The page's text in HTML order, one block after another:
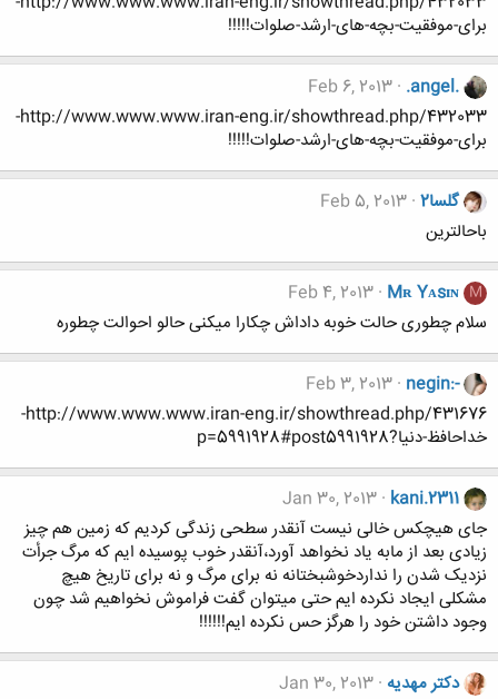
برای-موفقیت-بچه-های-ارشد-صلوات!!!!!
.angel.
Feb 6, 2013
http://www.www.www.iran-eng.ir/showthread.php/432033-
برای-موفقیت-بچه-های-ارشد-صلوات!!!!!
گلسا2
Feb 5, 2013
باحالترین
M
Mʀ Yᴀsɪɴ
Feb 4, 2013
سلام چطوری حالت خوبه داداش چکارا میکنی حالو احوالت چطوره
negin:-
Feb 3, 2013
http://www.www.www.iran-eng.ir/showthread.php/431676-
خداحافظ-دنیا?p=5991928#post5991928
kani.2311
Jan 30, 2013
جای هیچکس خالی نیست آنقدر سطحی زندگی کردیم که زمین هم چیز
زیادی بعد از مابه یاد نخواهد آورد،آنقدر خوب پوسیده ایم که مرگ جرأت
نزدیک شدن را نداردخوشبختانه نه برای مرگ و نه برای تاریخ هیچ
مشکلی ایجاد نکرده ایم حتی میتوان گفت فراموش نخواهیم شد چون
وجود داشتن خود را هرگز حس نکرده ایم!!!!!!
دکتر مهدیه Jan 30, 2013